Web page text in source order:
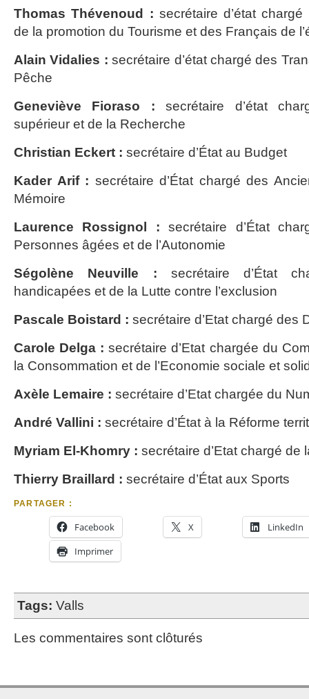
Thomas Thévenoud : secrétaire d’état
de la promotion du Tourisme et des Français de
Alain Vidalies : secrétaire d’état chargé des
Pêche
Geneviève Fioraso : secrétaire d’état
supérieur et de la Recherche
Christian Eckert : secrétaire d’État au Budget
Kader Arif : secrétaire d’État chargé des
Mémoire
Laurence Rossignol : secrétaire d’État
Personnes âgées et de l’Autonomie
Ségolène Neuville : secrétaire d’État
handicapées et de la Lutte contre l’exclusion
Pascale Boistard : secrétaire d’Etat chargé des
Carole Delga : secrétaire d’Etat chargée du
la Consommation et de l’Economie sociale et
Axèle Lemaire : secrétaire d’Etat chargée du
André Vallini : secrétaire d’État à la Réforme
Myriam El-Khomry : secrétaire d’Etat chargé de
Thierry Braillard : secrétaire d’État aux Sports
PARTAGER :
Facebook X
LinkedIn
Imprimer
Tags: Valls
Les commentaires sont clôturés